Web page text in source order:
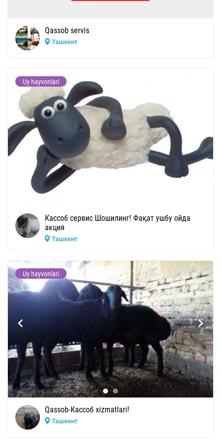
Qassob servis
Ташкент
Uy hayvonlari
Кассоб сервис Шошилинг! Фақат ушбу ойда
акция
Ташкент
Uy hayvonlari
Qassob-Кассоб xizmatlari!
Ташкент